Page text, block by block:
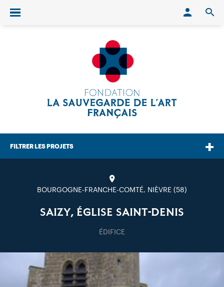
Ouvrir/fermer le menu
FILTRER LES PROJETS
BOURGOGNE-FRANCHE-COMTÉ, NIÈVRE (58)
SAIZY, ÉGLISE SAINT-DENIS
ÉDIFICE